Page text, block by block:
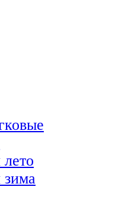
зима